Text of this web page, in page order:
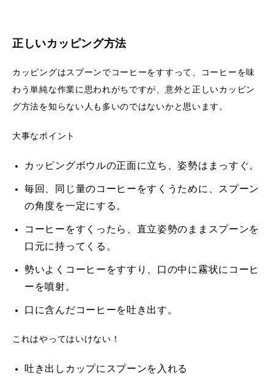
正しいカッピング方法
カッピングはスプーンでコーヒーをすすって、コーヒーを味
わう単純な作業に思われがちですが、意外と正しいカッピン
グ方法を知らない人も多いのではないかと思います。
大事なポイント
カッピングボウルの正面に立ち、姿勢はまっすぐ。
毎回、同じ量のコーヒーをすくうために、スプーン
の角度を一定にする。
コーヒーをすくったら、直立姿勢のままスプーンを
口元に持ってくる。
勢いよくコーヒーをすすり、口の中に霧状にコーヒ
ーを噴射。
口に含んだコーヒーを吐き出す。
これはやってはいけない！
吐き出しカップにスプーンを入れる